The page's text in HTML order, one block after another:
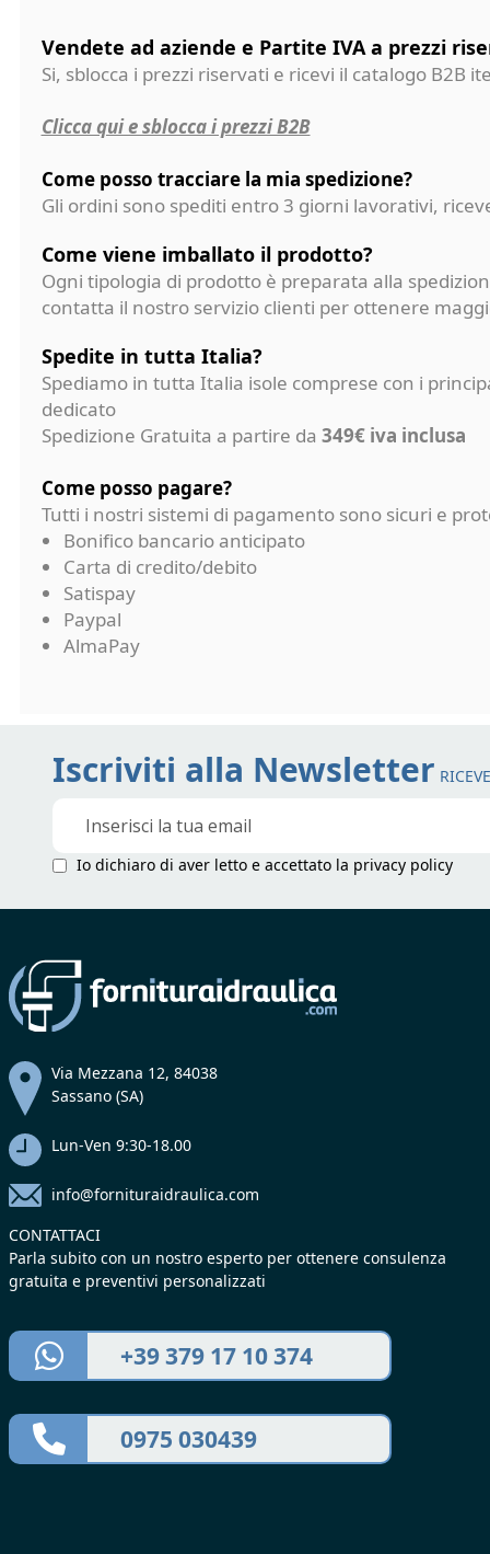
Vendete ad aziende e Partite IVA a prezzi
Si, sblocca i prezzi riservati e ricevi il catalogo B2B
Clicca qui e sblocca i prezzi B2B
Come posso tracciare la mia spedizione?
Gli ordini sono spediti entro 3 giorni lavorativi,
Come viene imballato il prodotto?
Ogni tipologia di prodotto è preparata alla
contatta il nostro servizio clienti per ottenere
Spedite in tutta Italia?
Spediamo in tutta Italia isole comprese con i
dedicato
Spedizione Gratuita a partire da 349€ iva inclusa
Come posso pagare?
Tutti i nostri sistemi di pagamento sono sicuri e
Bonifico bancario anticipato
Carta di credito/debito
Satispay
Paypal
AlmaPay
Iscriviti alla Newsletter
Newsletter:
Io dichiaro di aver letto e accettato la privacy policy
Via Mezzana 12, 84038
Sassano (SA)
Lun-Ven 9:30-18.00
info@fornituraidraulica.com
CONTATTACI
Parla subito con un nostro esperto per ottenere consulenza
gratuita e preventivi personalizzati
+39 379 17 10 374
0975 030439